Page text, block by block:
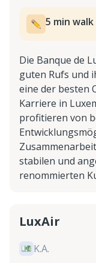
5 min
Die Banque de
guten Rufs und
eine der besten
Karriere in
profitieren von
stabilen und
renommierten
LuxAir
K.A.